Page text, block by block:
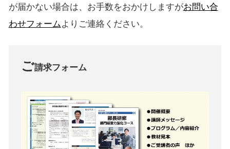
が届かない場合は、お手数をおかけしますがお問い合
わせフォームよりご連絡ください。
ご請求フォーム